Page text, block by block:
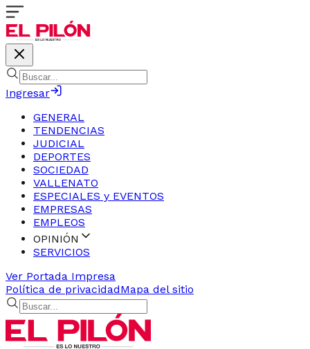
Ingresar
GENERAL
TENDENCIAS
JUDICIAL
DEPORTES
SOCIEDAD
VALLENATO
ESPECIALES y EVENTOS
EMPRESAS
EMPLEOS
OPINIÓN
SERVICIOS
Ver Portada Impresa
Política de privacidadMapa del sitio